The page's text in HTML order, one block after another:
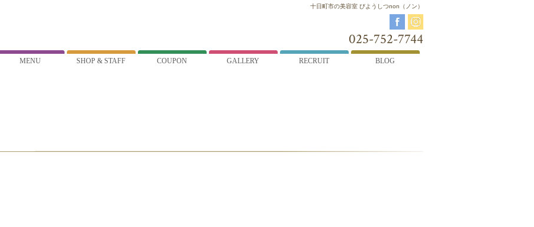
十日町市の美容室 びようしつnon（ノン）
025-752-7744
MENU SHOP & STAFF COUPON GALLERY RECRUIT BLOG